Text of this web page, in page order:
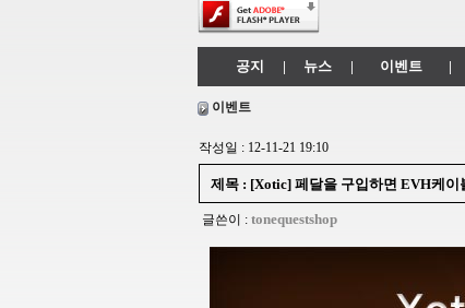
[11월29일]
2021년 추석 영업 시간 & 배
공지 | 뉴스 | 이벤트 |
이벤트
작성일 : 12-11-21 19:10
제목 : [Xotic] 페달을 구입하면 EVH케
글쓴이 : tonequestshop